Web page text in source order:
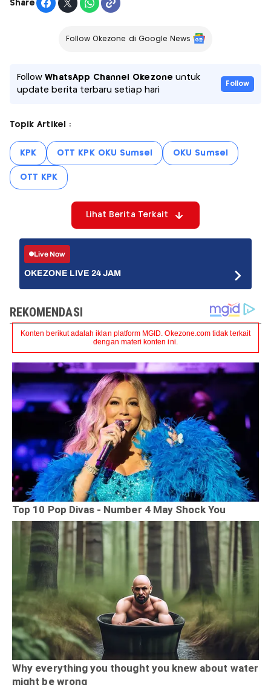
Share
Follow Okezone di Google News
FollowWhatsApp Channel Okezone untuk
update berita terbaru setiap hari
Follow
Topik Artikel :
KPK OTT KPK OKU Sumsel OKU Sumsel
OTT KPK
Lihat Berita Terkait
Live Now
OKEZONE LIVE 24 JAM